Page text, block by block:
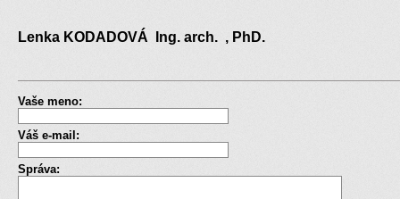
Lenka KODADOVÁ Ing. arch. , PhD.
Vaše meno:
Váš e-mail:
Správa: